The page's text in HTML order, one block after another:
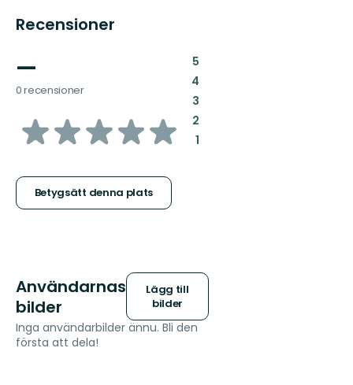
Recensioner
—
0 recensioner
av
stjärnor
Betygsätt denna plats
5:
4:
3:
2:
1:
Användarnas
bilder
Lägg till
bilder
Inga användarbilder ännu. Bli den
första att dela!